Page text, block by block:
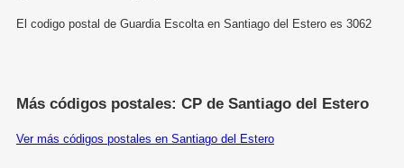
El codigo postal de Guardia Escolta en Santiago del Estero es 3062
Más códigos postales: CP de Santiago del Estero
Ver más códigos postales en Santiago del Estero